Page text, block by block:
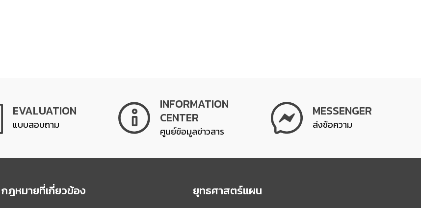
EVALUATION
แบบสอบถาม
INFORMATION
CENTER
ศูนย์ข้อมูลข่าวสาร
MESSENGER
ส่งข้อความ
กฎหมายที่เกี่ยวข้อง ยุทธศาสตร์แผน